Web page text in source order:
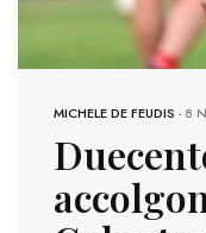
MICHELE DE FEUDIS -8